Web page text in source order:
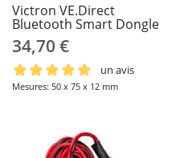
Victron VE.Direct
Bluetooth Smart Dongle
34,70 €
un avis
Mesures: 50 x 75 x 12 mm